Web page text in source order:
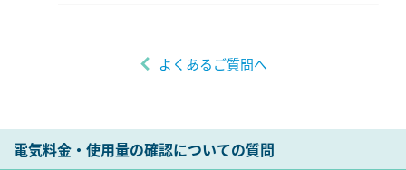
よくあるご質問へ
電気料金・使用量の確認についての質問